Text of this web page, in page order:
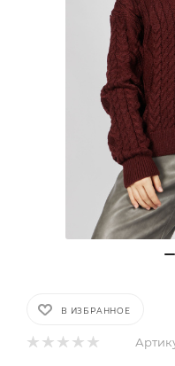
В ИЗБРАННОЕ